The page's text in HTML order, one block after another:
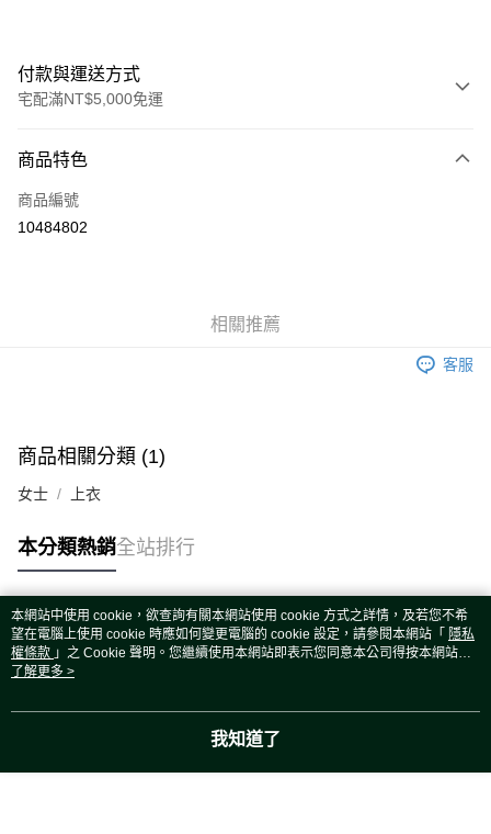
付款與運送方式
宅配滿NT$5,000免運
信用卡一次付款
LINE Pay
宅配(外島)
每筆NT$120，滿NT$5,000(含以上)免運費
商品特色
商品編號
10484802
相關推薦
客服
商品相關分類 (1)
女士 上衣
本分類熱銷全站排行
熱門標籤
本網站中使用 cookie，欲查詢有關本網站使用 cookie 方式之詳情，及若您不希
望在電腦上使用 cookie 時應如何變更電腦的 cookie 設定，請參閱本網站「 隱私
權條款 」之 Cookie 聲明。您繼續使用本網站即表示您同意本公司得按本網站使
用條款之 Cookie 聲明使用 cookie。
了解更多 >
我知道了